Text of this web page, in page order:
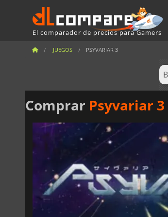
El comparador de precios para Gamers
JUEGOS PSYVARIAR 3
Comprar Psyvariar 3